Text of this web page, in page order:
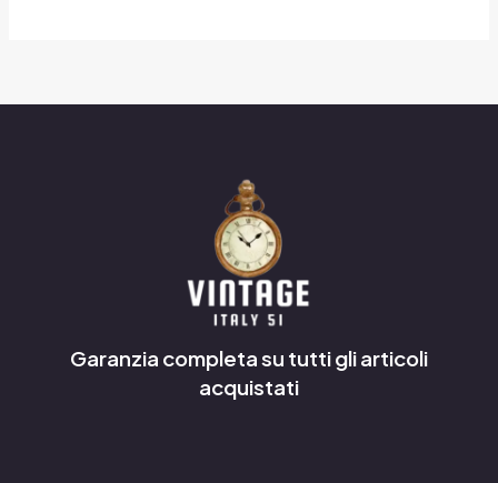
Garanzia completa su tutti gli articoli
acquistati